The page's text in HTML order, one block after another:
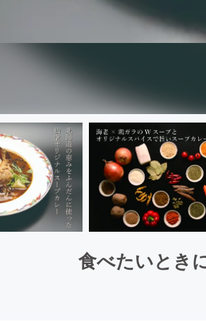
食べたいとき